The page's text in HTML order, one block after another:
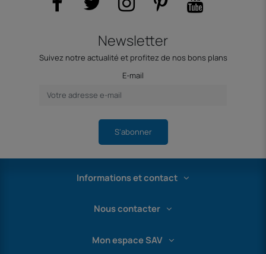
Newsletter
Suivez notre actualité et profitez de nos bons plans
E-mail
S'abonner
Informations et contact
Nous contacter
Mon espace SAV